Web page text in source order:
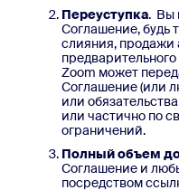
Переуступка. Вы
Соглашение, будь
слияния, продажи
Zoom может
Соглашение (или
или
или частично по
ограничений.
Полный объем
Соглашение и
посредством